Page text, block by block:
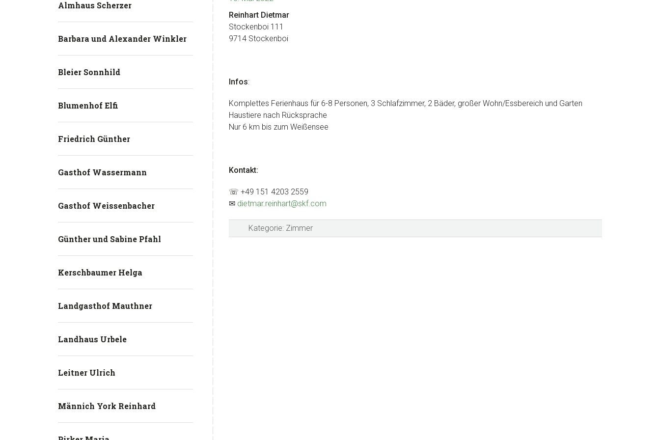
Reinhart Dietmar
Stockenboi 111
9714 Stockenboi
Infos:
Komplettes Ferienhaus für 6-8 Personen, 3 Schlafzimmer, 2 Bäder, großer Wohn/Essbereich und Garten
Haustiere nach Rücksprache
Nur 6 km bis zum Weißensee
Kontakt:
☏ +49 151 4203 2559
✉ dietmar.reinhart@skf.com
Kategorie: Zimmer
Almhaus Scherzer
Barbara und Alexander Winkler
Bleier Sonnhild
Blumenhof Elfi
Friedrich Günther
Gasthof Wassermann
Gasthof Weissenbacher
Günther und Sabine Pfahl
Kerschbaumer Helga
Landgasthof Mauthner
Landhaus Urbele
Leitner Ulrich
Männich York Reinhard